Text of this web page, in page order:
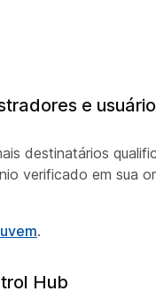
e
destinatários
verificado em sua
.
Hub